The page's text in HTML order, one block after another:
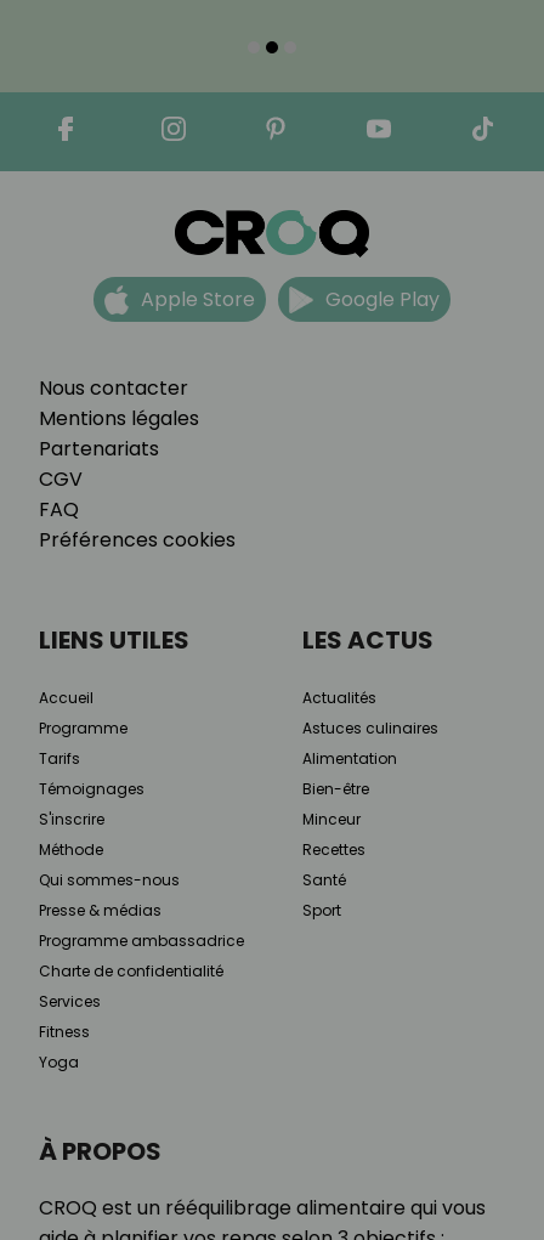
Nous contacter
Mentions légales
Partenariats
CGV
FAQ
Préférences cookies
Apple Store Google Play
À PROPOS
CROQ est un rééquilibrage alimentaire qui vous
LIENS UTILES
Accueil
Programme
Tarifs
Témoignages
S'inscrire
Méthode
Qui sommes-nous
Presse & médias
Programme ambassadrice
Charte de confidentialité
Services
Fitness
Yoga
LES ACTUS
Actualités
Astuces culinaires
Alimentation
Bien-être
Minceur
Recettes
Santé
Sport